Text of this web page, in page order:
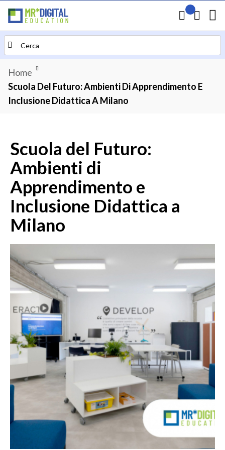
Carrello
Il mio
Search
Home
Scuola Del Futuro: Ambienti Di Apprendimento E
Inclusione Didattica A Milano
Scuola del Futuro:
Ambienti di
Apprendimento e
Inclusione Didattica a
Milano